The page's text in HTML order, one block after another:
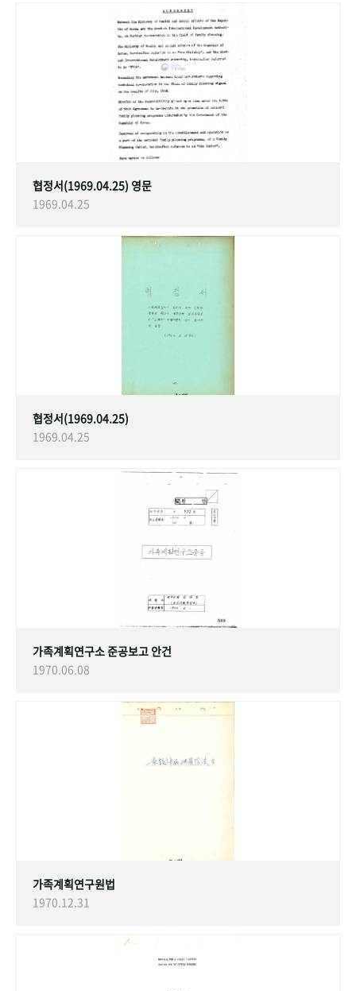
협정서(1969.04.25) 영문
1969.04.25
협정서(1969.04.25)
1969.04.25
가족계획연구소 준공보고 안건
1970.06.08
가족계획연구원법
1970.12.31